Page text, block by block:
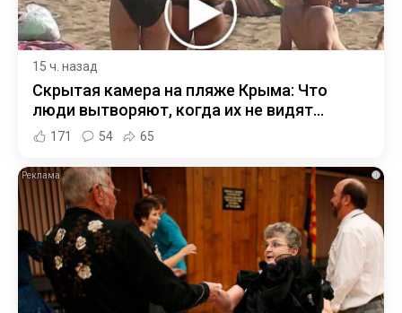
15 ч. назад
Скрытая камера на пляже Крыма: Что
люди вытворяют, когда их не видят...
171 54 65
i